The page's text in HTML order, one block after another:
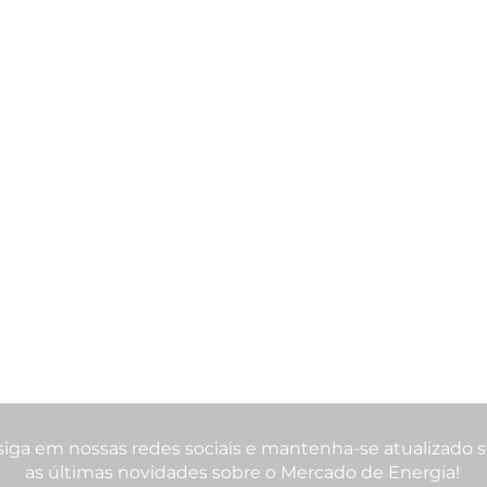
em nossas redes sociais e mantenha-se atualizado
as últimas novidades sobre o Mercado de Energia!